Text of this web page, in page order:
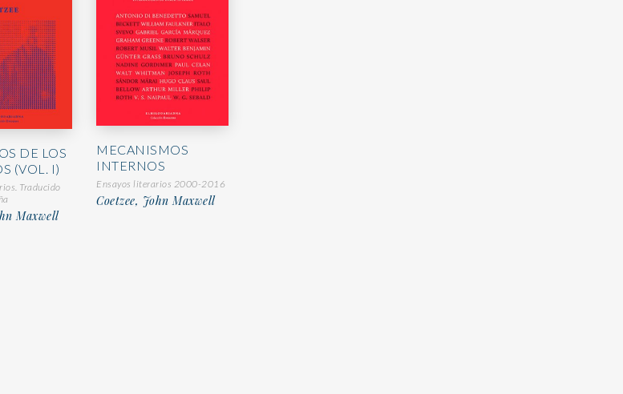
DE LOS
(VOL. I)
Traducido
Maxwell
MECANISMOS
INTERNOS
Ensayos literarios 2000-2016
Coetzee, John Maxwell